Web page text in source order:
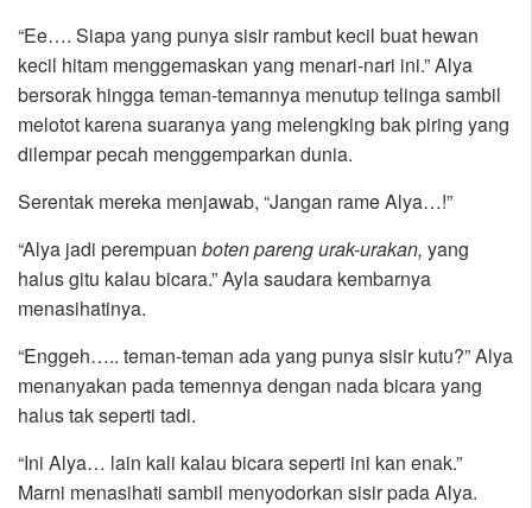
“Ee…. Siapa yang punya sisir rambut kecil buat hewan
kecil hitam menggemaskan yang menari-nari ini.” Alya
bersorak hingga teman-temannya menutup telinga sambil
melotot karena suaranya yang melengking bak piring yang
dilempar pecah menggemparkan dunia.
Serentak mereka menjawab, “Jangan rame Alya…!”
“Alya jadi perempuan boten pareng urak-urakan, yang
halus gitu kalau bicara.” Ayla saudara kembarnya
menasihatinya.
“Enggeh….. teman-teman ada yang punya sisir kutu?” Alya
menanyakan pada temennya dengan nada bicara yang
halus tak seperti tadi.
“Ini Alya… lain kali kalau bicara seperti ini kan enak.”
Marni menasihati sambil menyodorkan sisir pada Alya.